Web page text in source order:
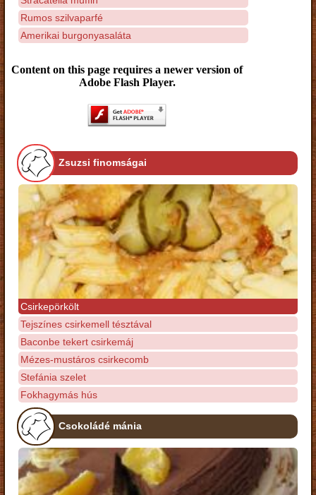
Rumos szilvaparfé
Amerikai burgonyasaláta
Content on this page requires a newer version of
Adobe Flash Player.
Zsuzsi finomságai
Csirkepörkölt
Tejszínes csirkemell tésztával
Baconbe tekert csirkemáj
Mézes-mustáros csirkecomb
Stefánia szelet
Fokhagymás hús
Csokoládé mánia